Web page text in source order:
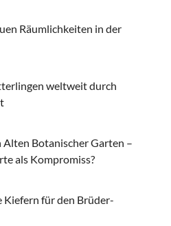
Räumlichkeiten in der
weltweit durch
Alten Botanischer Garten –
als Kompromiss?
Kiefern für den Brüder-